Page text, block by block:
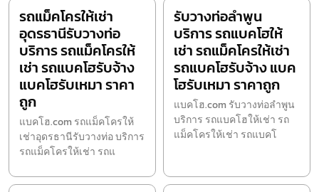
รถแม็คโครให้เช่า
อุดรธานีรับวางท่อ
บริการ รถแม็คโครให้
เช่า รถแบคโฮรับจ้าง
แบคโฮรับเหมา ราคา
ถูก
แบคโฮ.com รถแม็คโครให้
เช่าอุดรธานีรับวางท่อ บริการ
รถแม็คโครให้เช่า รถแ
รับวางท่อลำพูน
บริการ รถแบคโฮให้
เช่า รถแม็คโครให้เช่า
รถแบคโฮรับจ้าง แบค
โฮรับเหมา ราคาถูก
แบคโฮ.com รับวางท่อลำพูน
บริการ รถแบคโฮให้เช่า รถ
แม็คโครให้เช่า รถแบคโ